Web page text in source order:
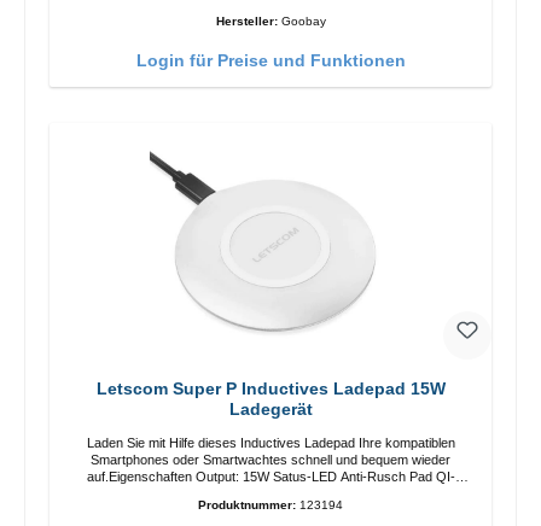
Hersteller: Goobay
Login für Preise und Funktionen
Letscom Super P Inductives Ladepad 15W
Ladegerät
Laden Sie mit Hilfe dieses Inductives Ladepad Ihre kompatiblen
Smartphones oder Smartwachtes schnell und bequem wieder
auf.Eigenschaften Output: 15W Satus-LED Anti-Rusch Pad QI-
Produktnummer: 123194